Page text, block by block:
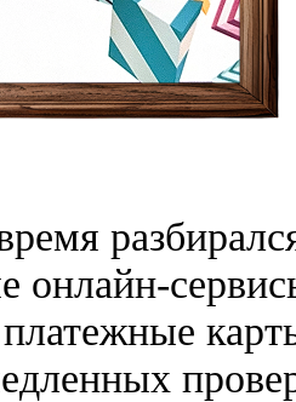
онлайн-